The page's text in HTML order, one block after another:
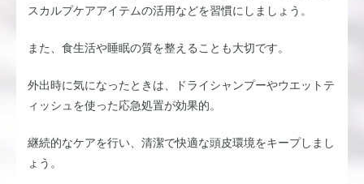
スカルプケアアイテムの活用などを習慣にしましょう。
また、食生活や睡眠の質を整えることも大切です。
外出時に気になったときは、ドライシャンプーやウエットテ
ィッシュを使った応急処置が効果的。
継続的なケアを行い、清潔で快適な頭皮環境をキープしまし
ょう。